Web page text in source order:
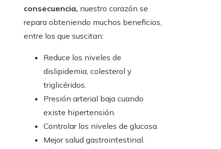
consecuencia, nuestro corazón se
repara obteniendo muchos beneficios,
entre los que suscitan:
Reduce los niveles de
dislipidemia, colesterol y
triglicéridos.
Presión arterial baja cuando
existe hipertensión.
Controlar los niveles de glucosa.
Mejor salud gastrointestinal.